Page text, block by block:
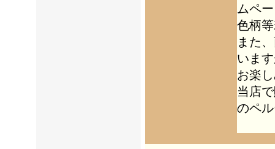
ムペ
色柄
また
いま
お楽
当店
のペ